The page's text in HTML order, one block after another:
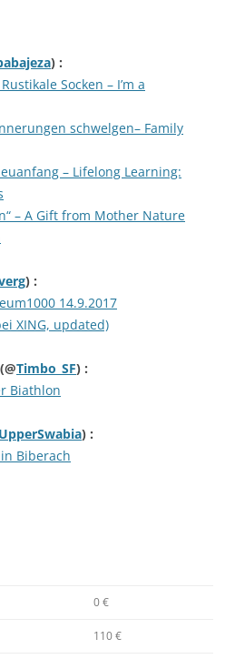
) :
Socken – I’m a
schwelgen– Family
– Lifelong Learning:
– A Gift from Mother Nature
) :
14.9.2017
XING, updated)
(@Timbo_SF) :
Biathlon
UpperSwabia) :
Biberach
0 €
110 €